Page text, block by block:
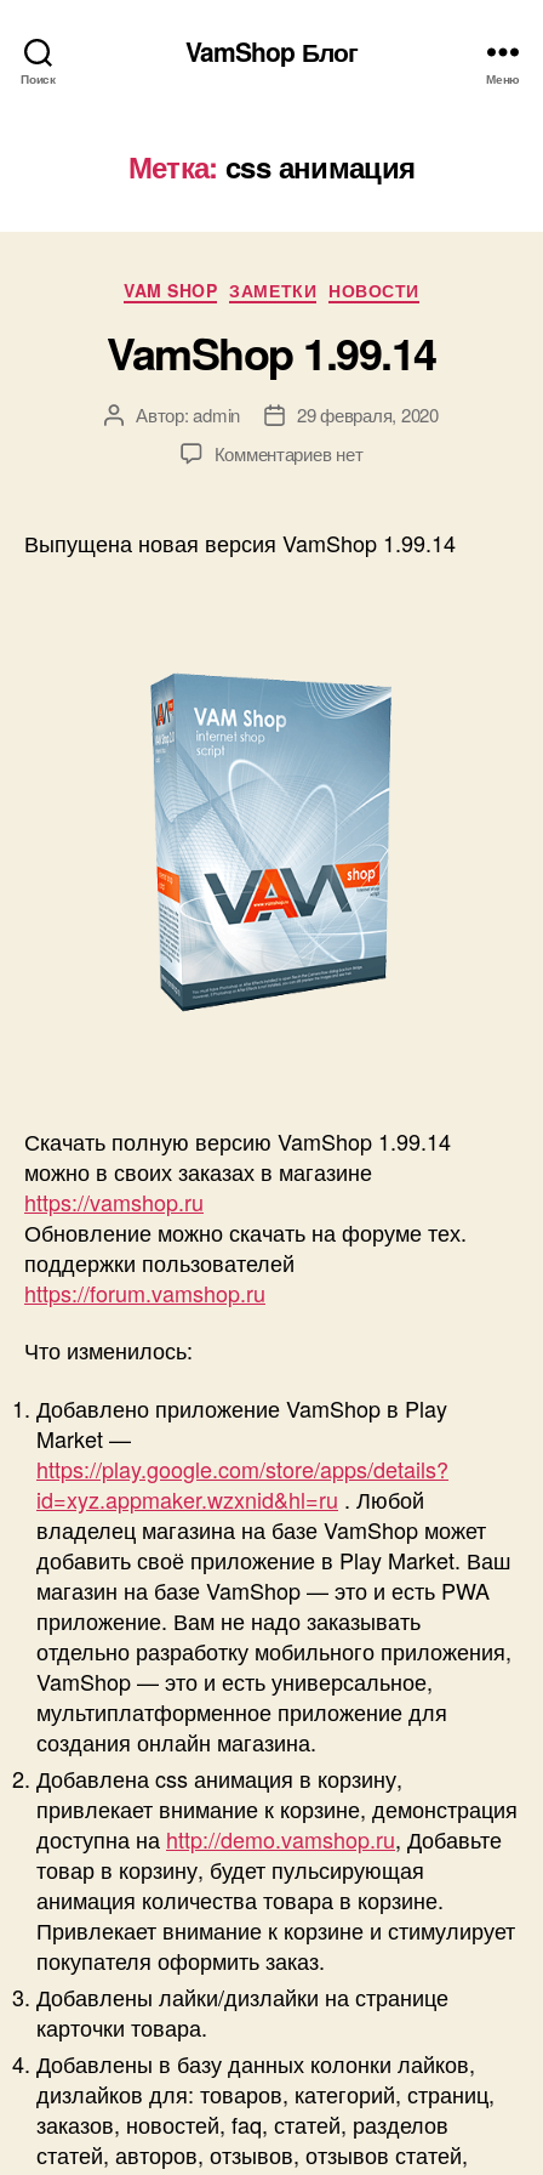
Поиск
VamShop Блог
Меню
Метка: css анимация
Рубрики
VAM SHOP ЗАМЕТКИ НОВОСТИ
VamShop 1.99.14
АвторАвтор:admin
Дата29 февраля, 2020
Комментариевк
1.99.14
нет
Выпущена новая версия VamShop 1.99.14
Скачать полную версию VamShop 1.99.14
можно в своих заказах в магазине
https://vamshop.ru
Обновление можно скачать на форуме тех.
поддержки пользователей
https://forum.vamshop.ru
Что изменилось:
Добавлено приложение VamShop в Play
Market —
https://play.google.com/store/apps/details?
id=xyz.appmaker.wzxnid&hl=ru . Любой
владелец магазина на базе VamShop может
добавить своё приложение в Play Market. Ваш
магазин на базе VamShop — это и есть PWA
приложение. Вам не надо заказывать
отдельно разработку мобильного приложения,
VamShop — это и есть универсальное,
мультиплатформенное приложение для
создания онлайн магазина.
Добавлена css анимация в корзину,
привлекает внимание к корзине, демонстрация
доступна на http://demo.vamshop.ru, Добавьте
товар в корзину, будет пульсирующая
анимация количества товара в корзине.
Привлекает внимание к корзине и стимулирует
покупателя оформить заказ.
Добавлены лайки/дизлайки на странице
карточки товара.
Добавлены в базу данных колонки лайков,
дизлайков для: товаров, категорий, страниц,
заказов, новостей, faq, статей, разделов
статей, авторов, отзывов, отзывов статей,